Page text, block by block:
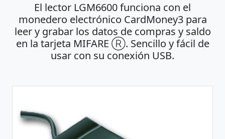
El lector LGM6600 funciona con el
monedero electrónico CardMoney3 para
leer y grabar los datos de compras y saldo
en la tarjeta MIFARE Ⓡ. Sencillo y fácil de
usar con su conexión USB.